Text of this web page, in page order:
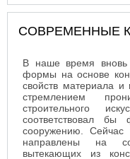
СОВРЕМЕННЫЕ
В наше время вновь
формы на основе
свойств материала
стремлением
строительного
соответствовал бы
сооружению. Сейчас
направлены на
вытекающих из